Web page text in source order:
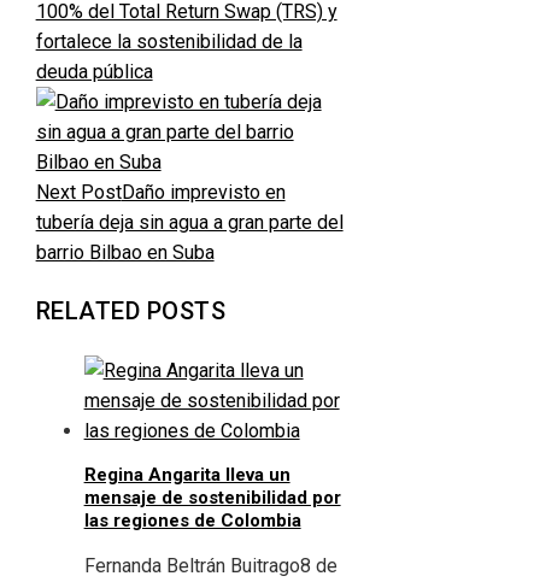
100% del Total Return Swap (TRS) y
fortalece la sostenibilidad de la
deuda pública
Next PostDaño imprevisto en
tubería deja sin agua a gran parte del
barrio Bilbao en Suba
RELATED POSTS
Regina Angarita lleva un
mensaje de sostenibilidad por
las regiones de Colombia
Fernanda Beltrán Buitrago8 de